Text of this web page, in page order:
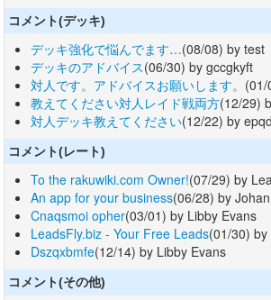
コメント(デッキ)
デッキ強化で悩んでます…(08/08) by test
デッキのアドバイス(06/30) by gccgkyft
対人です。アドバイスお願いします。
教えてください対人レイド戦両方(12/29)
対人デッキ教えてください(12/22) by
コメント(レート)
To the rakuwiki.com Owner!(07/29) by
An app for your business(06/28) by
Cnaqsmoi opher(03/01) by Libby Evans
LeadsFly.biz - Your Free Leads(01/30)
Dszqxbmfe(12/14) by Libby Evans
コメント(その他)